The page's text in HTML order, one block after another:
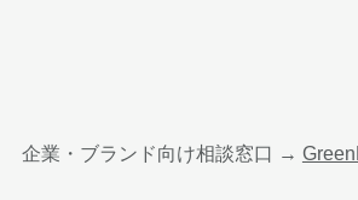
企業・ブランド向け相談窓口 →